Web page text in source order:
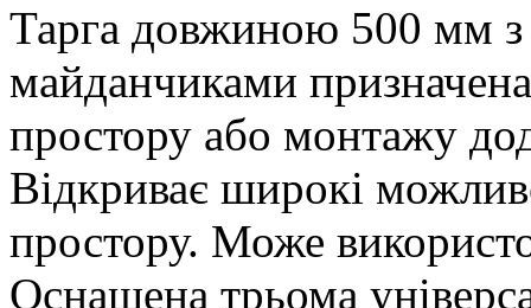
Тарга довжиною 500 мм
майданчиками
простору або монтажу
Відкриває широкі
простору. Може
Оснащена трьома